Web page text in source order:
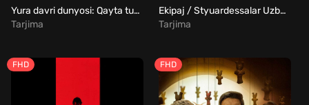
Yura davri dunyosi: Qayta tug'ilish Uzbek Tilida
Tarjima
Ekipaj / Styuardessalar Uzbek Tilida
Tarjima
FHD FHD